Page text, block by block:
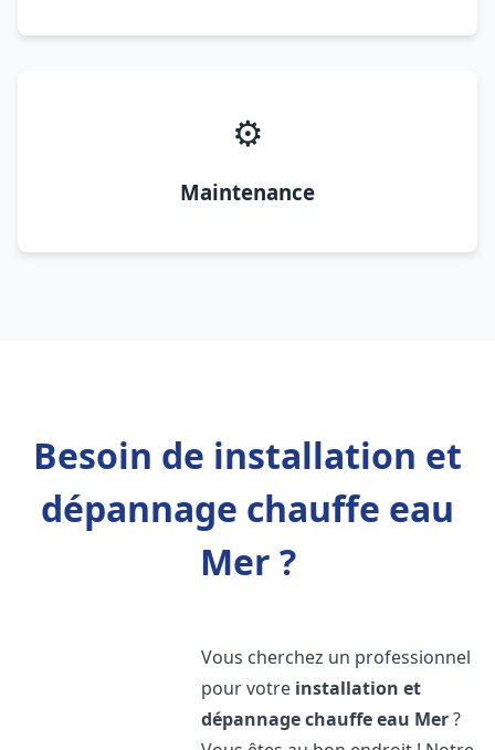
⚙️
Maintenance
Besoin de installation et
dépannage chauffe eau
Mer ?
Vous cherchez un professionnel
pour votre installation et
dépannage chauffe eau Mer?